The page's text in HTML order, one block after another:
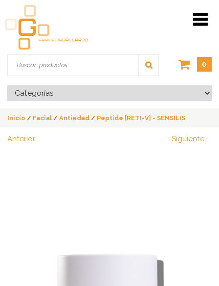
0
Inicio / Facial / Antiedad / Peptide [RETI-V] - SENSILIS
Anterior Siguiente